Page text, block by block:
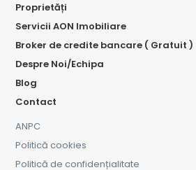
Proprietăți
Servicii AON Imobiliare
Broker de credite bancare ( Gratuit )
Despre Noi/Echipa
Blog
Contact
ANPC
Politică cookies
Politică de confidențialitate